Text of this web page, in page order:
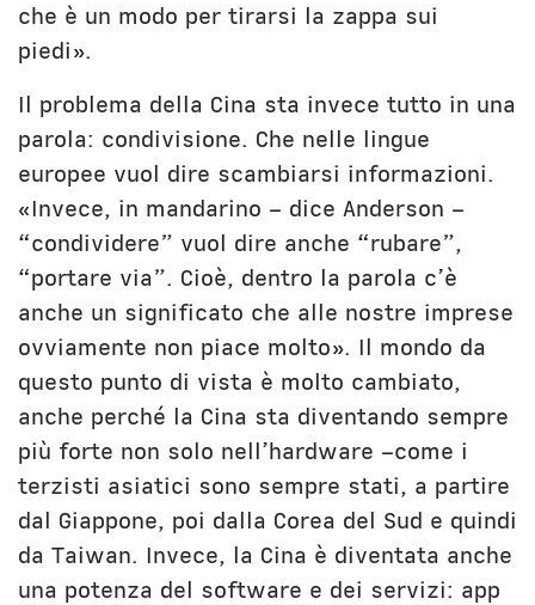
che è un modo per tirarsi la zappa sui
piedi».
Il problema della Cina sta invece tutto in una
parola: condivisione. Che nelle lingue
europee vuol dire scambiarsi informazioni.
«Invece, in mandarino – dice Anderson –
“condividere” vuol dire anche “rubare”,
“portare via”. Cioè, dentro la parola c’è
anche un significato che alle nostre imprese
ovviamente non piace molto». Il mondo da
questo punto di vista è molto cambiato,
anche perché la Cina sta diventando sempre
più forte non solo nell’hardware –come i
terzisti asiatici sono sempre stati, a partire
dal Giappone, poi dalla Corea del Sud e quindi
da Taiwan. Invece, la Cina è diventata anche
una potenza del software e dei servizi: app